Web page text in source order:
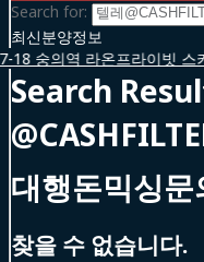
Search for:
최신분양정보
숭의역 라온프라이빗 스
Search
대행돈믹싱문
찾을 수 없습니다.